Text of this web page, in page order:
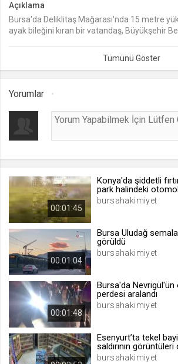
lang
.web.tv
Seçilen dil
.web.tv
[hash]
.web.tv
Site içeriği
1 yıl
voteLike*
.web.tv
Açıklama
Bursa'da Deliklitaş Mağarası'nda 15 metre
ayak bileğini kıran bir vatandaş, Büyükşehir
yerden çıkarılıp, sağlık ekiplerine teslim edildi.
Yorumlar
00:01:45
Konya'da şiddetli
park halindeki
bursahakimiyet
00:01:04
Bursa Uludağ
görüldü
bursahakimiyet
00:01:48
Bursa'da Nevrigül'ün
perdesi aralandı
bursahakimiyet
Esenyurt’ta tekel
saldırının görüntüleri
bursahakimiyet